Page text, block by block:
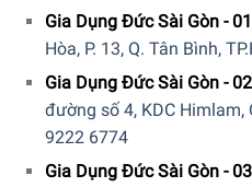
Sấy đồ bông (Cotton):Sấy
đồ dùng bằng vải bông,
Sấy vải tổng hợp (Mixed
từ sợi tổng hợp, đảm bảo
liệu.
Gia Dụng Đức Sài Gòn -
Hòa, P. 13, Q. Tân Bình,
Gia Dụng Đức Sài Gòn -
đường số 4, KDC Himlam,
9222 6774
Gia Dụng Đức Sài Gòn -